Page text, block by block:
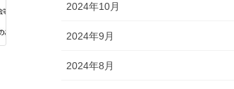
2024年10月
2024年9月
2024年8月